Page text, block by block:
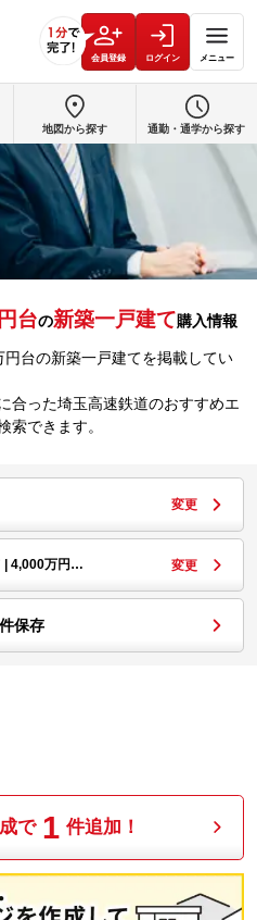
会員登録 ログイン メニュー
台の新築一戸建て購入情報
台の新築一戸建てを掲載してい
合った埼玉高速鉄道のおすすめエ
索できます。
変更
| 4,000万円… 変更
保存
で 1 件追加！
地図から探す 通勤・通学から探す